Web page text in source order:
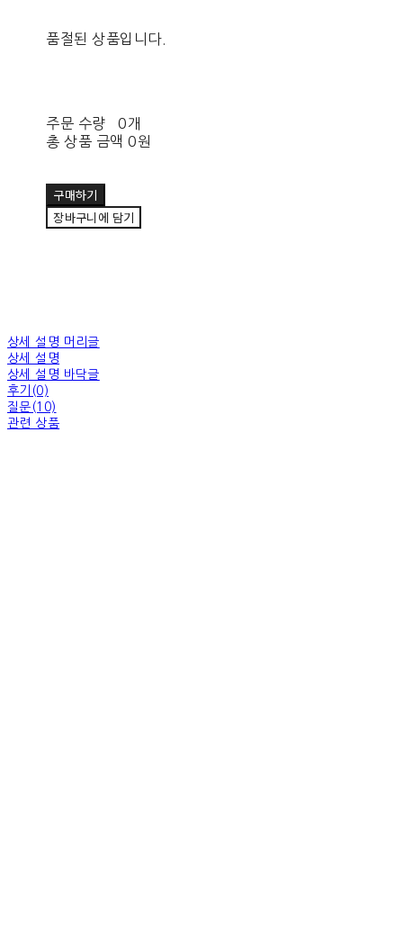
품절된 상품입니다.
주문 수량
0개
총 상품 금액 0원
구매하기
장바구니에 담기
상세 설명 머리글
상세 설명
상세 설명 바닥글
후기(0)
질문(10)
관련 상품